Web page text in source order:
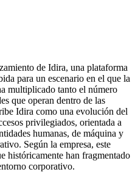
de Idira, una plataforma
para un escenario en el que la
multiplicado tanto el número
que operan dentro de las
Idira como una evolución del
privilegiados, orientada a
humanas, de máquina y
Según la empresa, este
históricamente han fragmentado
corporativo.